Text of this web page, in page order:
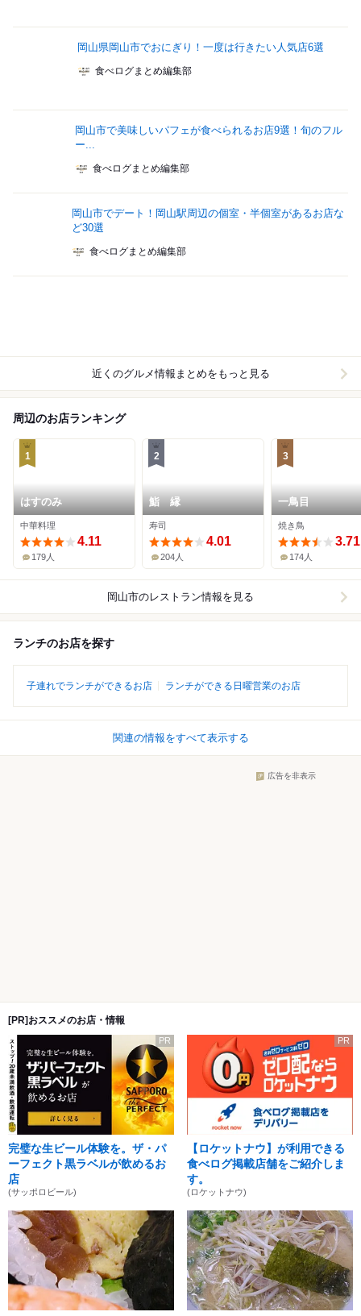
岡山県岡山市でおにぎり！一度は行きたい人気店6選
食べログまとめ編集部
岡山市で美味しいパフェが食べられるお店9選！旬のフル
ー...
食べログまとめ編集部
岡山市でデート！岡山駅周辺の個室・半個室があるお店な
ど30選
食べログまとめ編集部
近くのグルメ情報まとめをもっと見る
周辺のお店ランキング
1
はすのみ
中華料理
4.11
179人
2
鮨 縁
寿司
4.01
204人
3
一鳥目
焼き鳥
3.71
174人
岡山市のレストラン情報を見る
ランチのお店を探す
子連れでランチができるお店 ランチができる日曜営業のお店
関連の情報をすべて表示する
広告を非表示
[PR]おススメのお店・情報
PR
完璧な生ビール体験を。ザ・パ
ーフェクト黒ラベルが飲めるお
店
(サッポロビール)
PR
【ロケットナウ】が利用できる
食べログ掲載店舗をご紹介しま
す。
(ロケットナウ)